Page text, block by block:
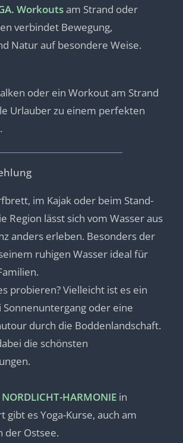
Workoutsam Strand oder
verbindet Bewegung,
Natur auf besondere Weise.
oder ein Workout am Strand
Urlauber zu einem perfekten
im Kajak oder beim Stand-
Region lässt sich vom Wasser aus
anders erleben. Besonders der
ruhigen Wasser ideal für
probieren? Vielleicht ist es ein
Sonnenuntergang oder eine
durch die Boddenlandschaft.
die schönsten
NORDLICHT-HARMONIE in
gibt es Yoga-Kurse, auch am
der Ostsee.